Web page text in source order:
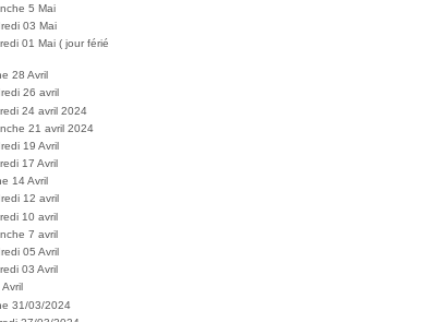
5 Mai
03 Mai
01 Mai ( jour férié
28 Avril
26 avril
24 avril 2024
21 avril 2024
19 Avril
17 Avril
14 Avril
12 avril
10 avril
7 avril
05 Avril
03 Avril
31/03/2024